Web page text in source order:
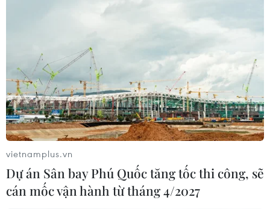
vietnamplus.vn
Dự án Sân bay Phú Quốc tăng tốc thi công, sẽ
cán mốc vận hành từ tháng 4/2027